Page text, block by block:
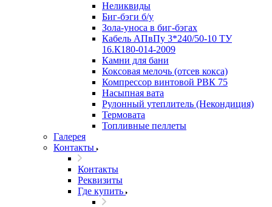
Неликвиды
Биг-бэги б/у
Зола-уноса в биг-бэгах
Кабель АПвПу 3*240/50-10 ТУ
16.К180-014-2009
Камни для бани
Коксовая мелочь (отсев кокса)
Компрессор винтовой РВК 75
Насыпная вата
Рулонный утеплитель (Некондиция)
Термовата
Топливные пеллеты
Галерея
Контакты
Контакты
Реквизиты
Где купить